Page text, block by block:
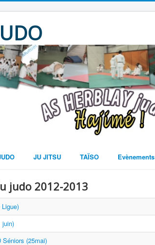
JU JITSU TAÏSO Evènements
judo 2012-2013
juin)
Séniors (25mai)